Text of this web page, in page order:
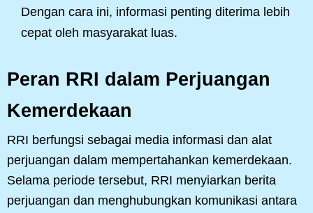
Dengan cara ini, informasi penting diterima lebih
cepat oleh masyarakat luas.
Peran RRI dalam Perjuangan
Kemerdekaan
RRI berfungsi sebagai media informasi dan alat
perjuangan dalam mempertahankan kemerdekaan.
Selama periode tersebut, RRI menyiarkan berita
perjuangan dan menghubungkan komunikasi antara